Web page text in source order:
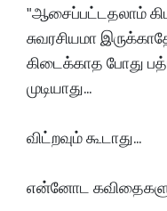
"ஆசைப்பட்டதலாம்
சுவரசியமா
கிடைக்காத போது
முடியாது...
விட்றவும் கூடாது...
என்னோட